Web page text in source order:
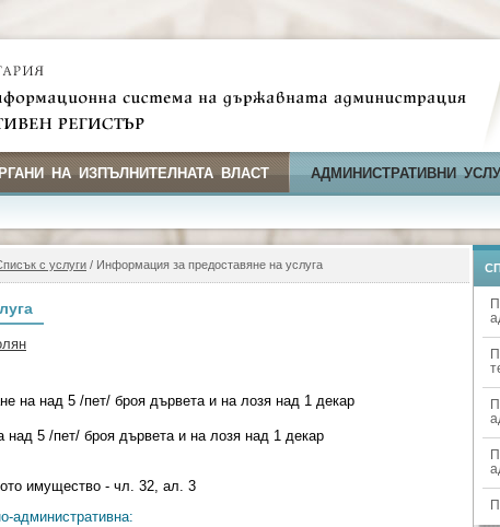
НА ИЗПЪЛНИТЕЛНАТА ВЛАСТ АДМИНИСТРАТИВНИ
с услуги / Информация за предоставяне на услуга
на над 5 /пет/ броя дървета и на лозя над 1 декар
над 5 /пет/ броя дървета и на лозя над 1 декар
имущество - чл. 32, ал. 3
административна: